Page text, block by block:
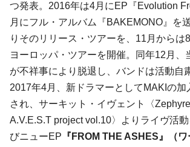
つ発表。2016年は4月にEP『Evolution
月にフル・アルバム『BAKEMONO』を
りそのリリース・ツアーを、11月からは
ヨーロッパ・ツアーを開催。同年12月、
が不祥事により脱退し、バンドは活動自
2017年4月、新ドラマーとしてMAKIの加
され、サーキット・イヴェント〈
A.V.E.S.T project vol.10〉よりライヴ活
びニューEP 『FROM THE ASHES』（ワ